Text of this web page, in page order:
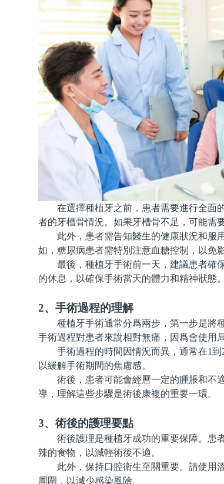
在選擇種植牙之前，患者需要進行全面
者的牙槽骨情況。如果牙槽骨不足，可能需
此外，患者需告知醫生的健康狀況和服
如，糖尿病患者需特別注意血糖控制，以免
最後，種植牙手術前一天，建議患者確
的休息，以確保手術當天的體力和精神狀態。
2、手術過程的理解
種植牙手術通常分爲兩步，第一步是將種
手術過程對患者來說相對無痛，因爲會使用
手術過程的時間因情況而異，通常在1到2
以緩解手術期間的焦慮感。
術後，患者可能會經曆一定的腫脹和不
導，理解這些步驟是術後康複的重要一環。
3、術後的護理要點
術後護理是種植牙成功的重要保障。患
辣的食物，以減輕術後不適。
此外，保持口腔衛生至關重要。請使用
周圍，以減少感染風險。